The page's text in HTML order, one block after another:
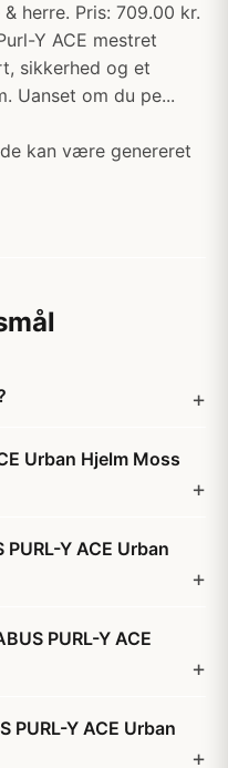
herre. Pris: 709.00 kr.
Y ACE mestret
sikkerhed og et
Uanset om du pe...
kan være genereret
Urban Hjelm Moss
Y ACE Urban
PURL-Y ACE
PURL-Y ACE Urban